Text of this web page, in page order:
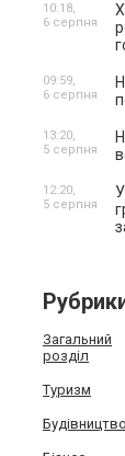
10:18,
6 серпня
09:59,
6 серпня
13:20,
5 серпня
12:20,
5 серпня
Загальний
розділ
Туризм
Будівництво